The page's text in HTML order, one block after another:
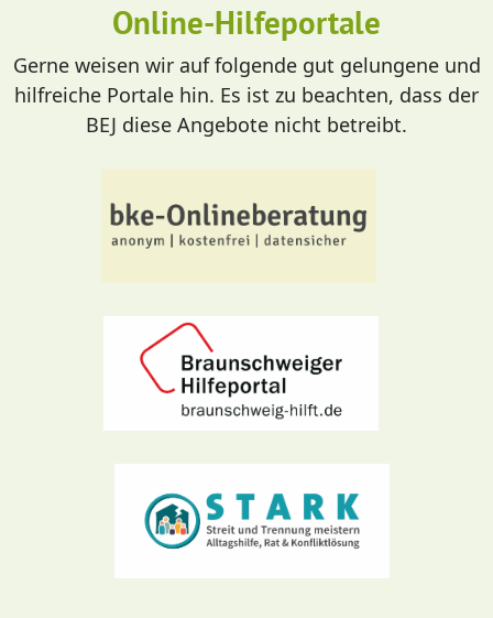
Online-Hilfeportale
Gerne weisen wir auf folgende gut gelungene und
hilfreiche Portale hin. Es ist zu beachten, dass der
BEJ diese Angebote nicht betreibt.